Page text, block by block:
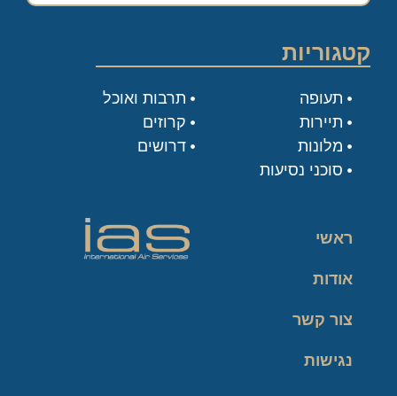
קטגוריות
תעופה
תיירות
מלונות
סוכני נסיעות
תרבות ואוכל
קרוזים
דרושים
ראשי
אודות
צור קשר
נגישות